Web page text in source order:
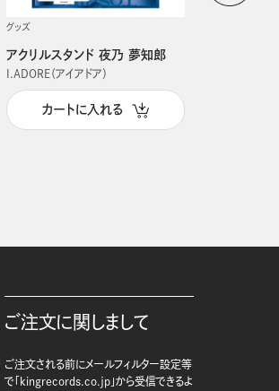
グッズ
アクリルスタンド 夜乃 夢知郎
I.ADORE（アイアドア）
カートに入れる
ご注文に関しまして
ご注文される前にメールフィルター設定等
で「kingrecords.co.jp」から受信できるよ